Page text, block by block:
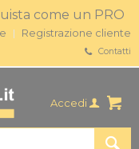
come un PRO
Registrazione cliente
Contatti
Accedi